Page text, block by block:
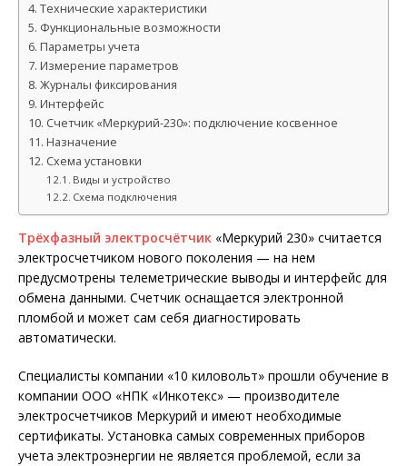
Технические характеристики
Функциональные возможности
Параметры учета
Измерение параметров
Журналы фиксирования
Интерфейс
Счетчик «Меркурий-230»: подключение косвенное
Назначение
Схема установки
Виды и устройство
Схема подключения
Трёхфазный электросчётчик «Меркурий 230» считается
электросчетчиком нового поколения — на нем
предусмотрены телеметрические выводы и интерфейс для
обмена данными. Счетчик оснащается электронной
пломбой и может сам себя диагностировать
автоматически.
Специалисты компании «10 киловольт» прошли обучение в
компании ООО «НПК «Инкотекс» — производителе
электросчетчиков Меркурий и имеют необходимые
сертификаты. Установка самых современных приборов
учета электроэнергии не является проблемой, если за